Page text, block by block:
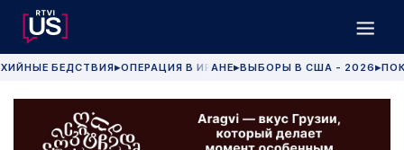
БЕДСТВИЯ▶ОПЕРАЦИЯ В ИРАНЕ▶ВЫБОРЫ В США - 2026 ▶